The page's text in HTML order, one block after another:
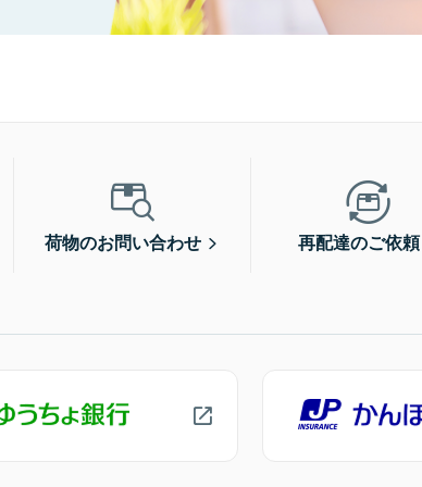
荷物のお問い合わせ 再配達のご依頼